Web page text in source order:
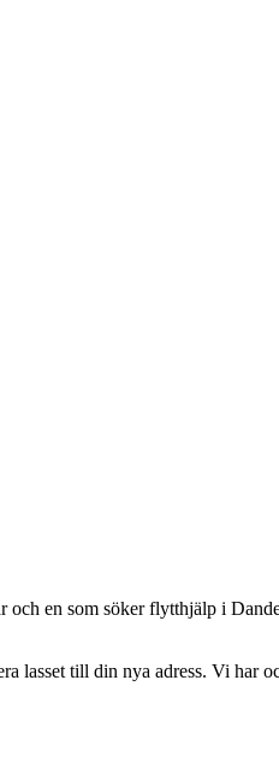
en som söker flytthjälp i
till din nya adress. Vi har